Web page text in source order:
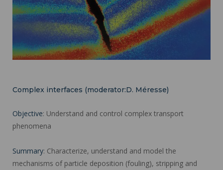
Complex interfaces (moderator:D. Méresse)
Objective: Understand and control complex transport
phenomena
Summary: Characterize, understand and model the
mechanisms of particle deposition (fouling), stripping and